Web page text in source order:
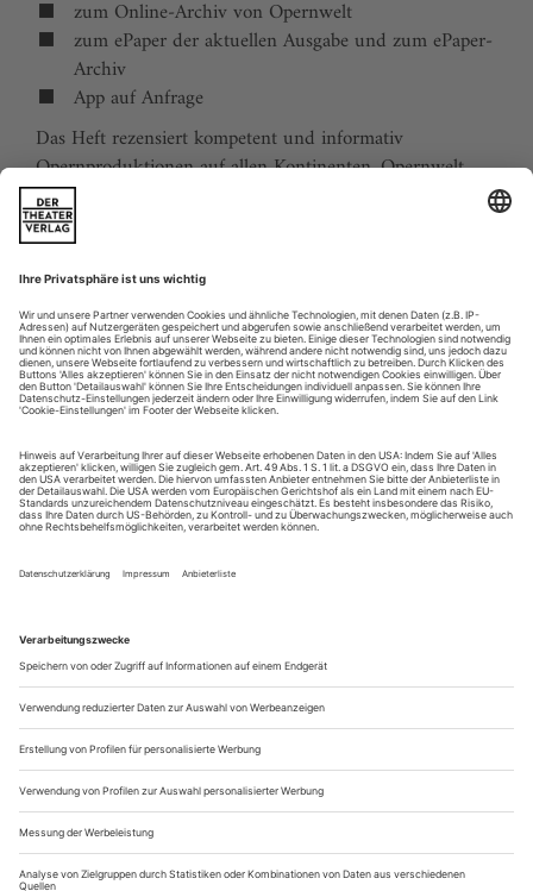
zum Online-Archiv von Opernwelt
zum ePaper der aktuellen Ausgabe und zum ePaper-
Archiv
App auf Anfrage
Das Heft rezensiert kompetent und informativ
Opernproduktionen auf allen Kontinenten. Opernwelt
zeigt die Welt hinter der Bühne, befragt die Macher und
verfolgt die Kulturpolitik. Große Themenblöcke
behandeln die Geschichte der Oper, bedeutende
Komponisten und die interessantesten Aspekte des
internationalen Musiklebens. Die Premierenvorschau
animiert zu Opernreisen in alle Welt.
Sie erhalten Zugang zum Online-Archiv von Opernwelt
und können sowohl das aktuelle ePaper als auch das
ePaper-Archiv über Ihren Account auf www.der-
theaterverlag.de einsehen. Zugang zur App auf Anfrage.
Das Abonnement hat eine Laufzeit von einem Monat und
verlängert sich jeweils um einen weiteren Monat, sofern
es nicht vom Kunden auf der Seite „Mein Konto/Meine
Bestellungen“ auf www.der-theaterverlag.de gekündigt
in Kraft.
Aus steuerlichen Gründen abweichende Preise für Käufe
außerhalb Deutschlands (Endpreis vor Auslösen der Bestellung
ersichtlich)
9,99 €